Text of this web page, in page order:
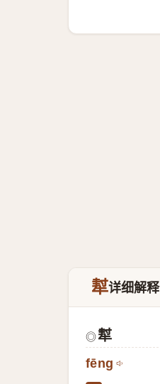
犎详细解释
◎犎
fēng